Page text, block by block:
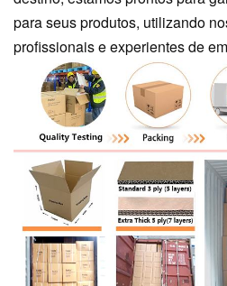
para seus produtos, utilizando
profissionais e experientes de